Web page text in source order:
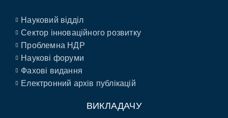
Науковий відділ
Сектор інноваційного розвитку
Проблемна НДР
Наукові форуми
Фахові видання
Електронний архів публікацій
ВИКЛАДАЧУ